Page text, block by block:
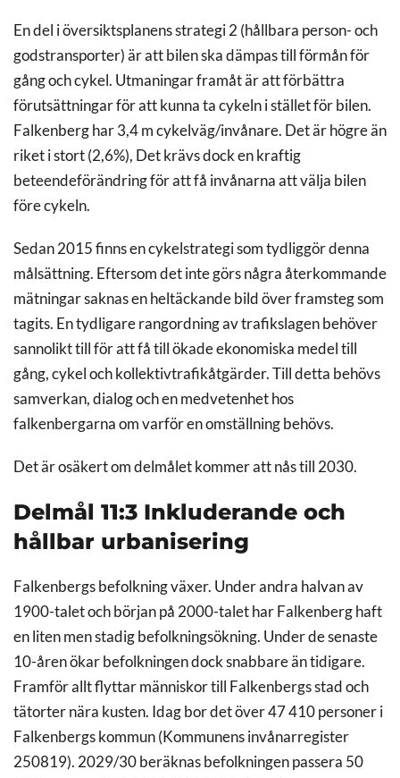
En del i översiktsplanens strategi 2 (hållbara person- och
godstransporter) är att bilen ska dämpas till förmån för
gång och cykel. Utmaningar framåt är att förbättra
förutsättningar för att kunna ta cykeln i stället för bilen.
Falkenberg har 3,4 m cykelväg/invånare. Det är högre än
riket i stort (2,6%), Det krävs dock en kraftig
beteendeförändring för att få invånarna att välja bilen
före cykeln.
Sedan 2015 finns en cykelstrategi som tydliggör denna
målsättning. Eftersom det inte görs några återkommande
mätningar saknas en heltäckande bild över framsteg som
tagits. En tydligare rangordning av trafikslagen behöver
sannolikt till för att få till ökade ekonomiska medel till
gång, cykel och kollektivtrafikåtgärder. Till detta behövs
samverkan, dialog och en medvetenhet hos
falkenbergarna om varför en omställning behövs.
Det är osäkert om delmålet kommer att nås till 2030.
Delmål 11:3 Inkluderande och
hållbar urbanisering
Falkenbergs befolkning växer. Under andra halvan av
1900-talet och början på 2000-talet har Falkenberg haft
en liten men stadig befolkningsökning. Under de senaste
10-åren ökar befolkningen dock snabbare än tidigare.
Framför allt flyttar människor till Falkenbergs stad och
tätorter nära kusten. Idag bor det över 47 410 personer i
Falkenbergs kommun (Kommunens invånarregister
250819). 2029/30 beräknas befolkningen passera 50